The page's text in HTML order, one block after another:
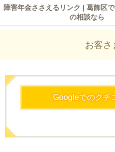
障害年金ささえるリンク | 葛飾区
の相談なら
お客さ
Googleでのクチ